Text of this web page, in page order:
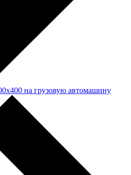
на грузовую автомашину